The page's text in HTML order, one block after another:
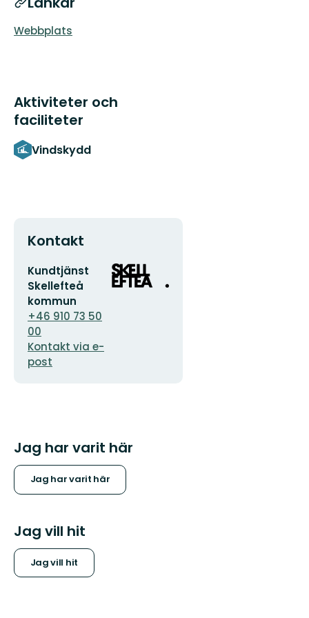
Webbplats
Aktiviteter och
faciliteter
Vindskydd
Kontakt
E-
postadress
Kundtjänst
Skellefteå
kommun
+46 910 73 50
00
Kontakt via e-
post
Organisationens
logotyp
Jag har varit här
Jag har varit här
Jag vill hit
Jag vill hit